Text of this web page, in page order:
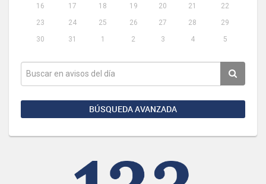
16
17 18 19 20 21
22
23
24 25 26 27 28
29
30
31 1 2 3 4 5
BÚSQUEDA AVANZADA